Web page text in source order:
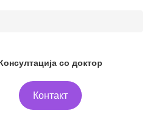
со доктор
Контакт